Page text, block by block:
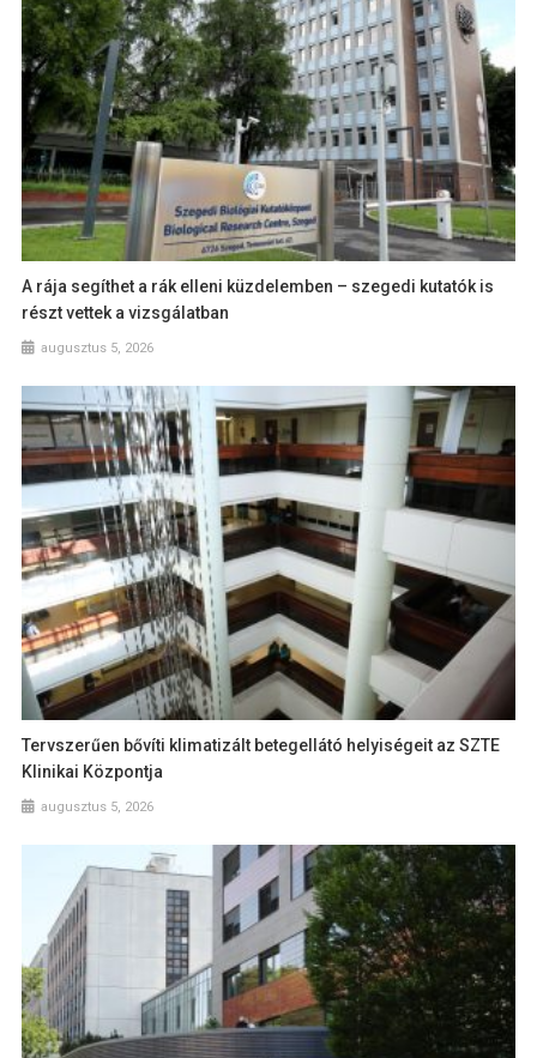
A rája segíthet a rák elleni küzdelemben – szegedi kutatók is
részt vettek a vizsgálatban
augusztus 5, 2026
Tervszerűen bővíti klimatizált betegellátó helyiségeit az SZTE
Klinikai Központja
augusztus 5, 2026